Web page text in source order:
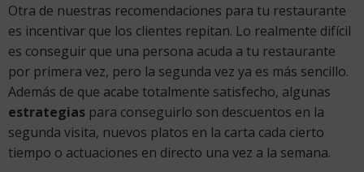
Otra de nuestras recomendaciones para tu restaurante
es incentivar que los clientes repitan. Lo realmente difícil
es conseguir que una persona acuda a tu restaurante
por primera vez, pero la segunda vez ya es más sencillo.
Además de que acabe totalmente satisfecho, algunas
estrategias para conseguirlo son descuentos en la
segunda visita, nuevos platos en la carta cada cierto
tiempo o actuaciones en directo una vez a la semana.